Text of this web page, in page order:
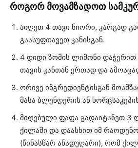
როგორ მოვამზადოთ
აიღეთ 4 თავი ნიორი, კარგად
გაასუფთავეთ კანისგან.
4 დიდი ზომის ლიმონი დაჭერით
თავის კანთან ერთად და
ორივე ინგრედიენტისგან
მასა ბლენდერის ან
მიღებული ფაფა გადაიტანეთ 3
ქილაში და დაასხით იმ
(წინასწარ ანადუღარი), რომ